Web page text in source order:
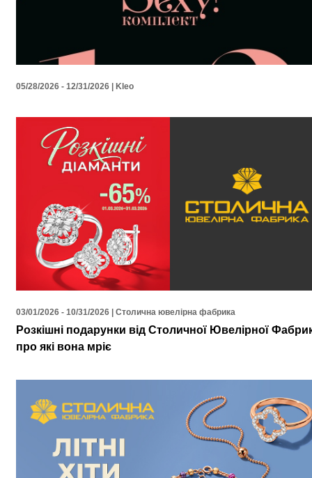
05/28/2026 - 12/31/2026 | Kleo
03/01/2026 - 10/31/2026 | Столична ювелірна фабрика
Розкішні подарунки від Столичної Ювелірної
про які вона мріє